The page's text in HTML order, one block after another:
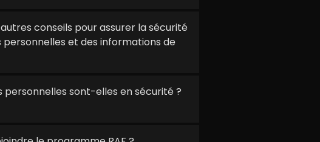
conseils pour assurer la sécurité
personnelles et des informations de
personnelles sont-elles en sécurité ?